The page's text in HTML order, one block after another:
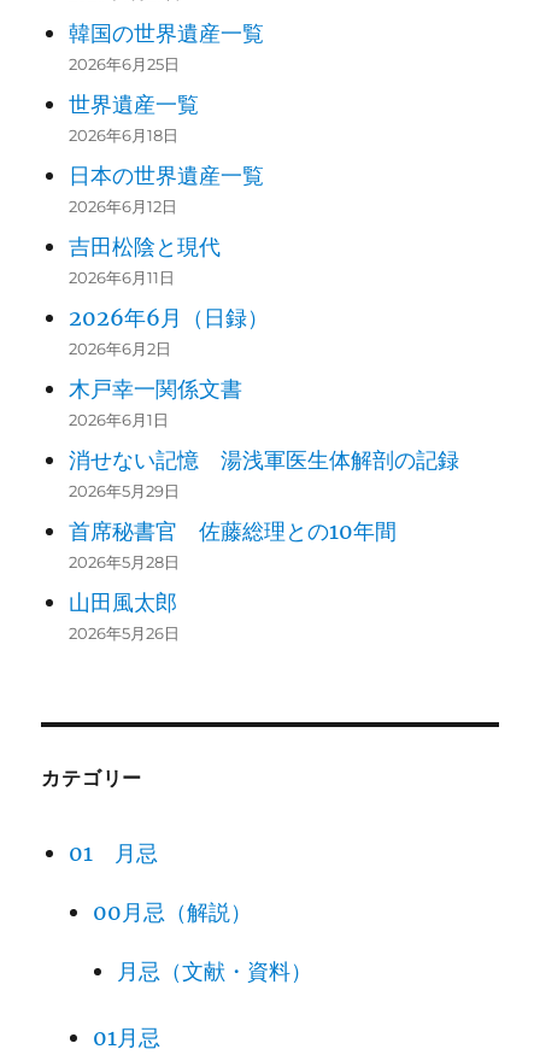
韓国の世界遺産一覧
2026年6月25日
世界遺産一覧
2026年6月18日
日本の世界遺産一覧
2026年6月12日
吉田松陰と現代
2026年6月11日
2026年6月（日録）
2026年6月2日
木戸幸一関係文書
2026年6月1日
消せない記憶 湯浅軍医生体解剖の記録
2026年5月29日
首席秘書官 佐藤総理との10年間
2026年5月28日
山田風太郎
2026年5月26日
カテゴリー
01 月忌
00月忌（解説）
月忌（文献・資料）
01月忌